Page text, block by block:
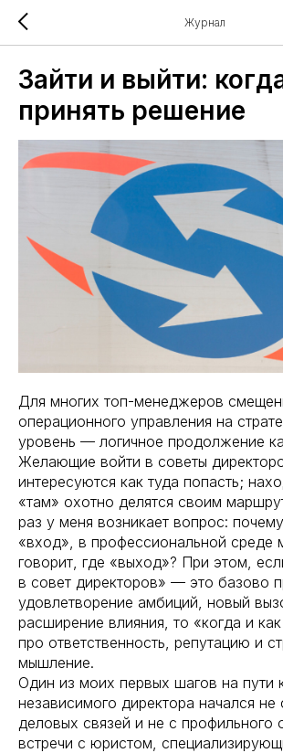
Журнал
Зайти и выйти:
принять решение
Для многих топ-менеджеров
операционного управления на
уровень — логичное продолжение
Желающие войти в советы
интересуются как туда попасть;
«там» охотно делятся своим
раз у меня возникает вопрос:
«вход», в профессиональной среде
говорит, где «выход»? При этом,
в совет директоров» — это базово
удовлетворение амбиций, новый
расширение влияния, то «когда и
про ответственность, репутацию и
мышление.
Один из моих первых шагов на пути
независимого директора начался не
деловых связей и не с профильного
встречи с юристом,